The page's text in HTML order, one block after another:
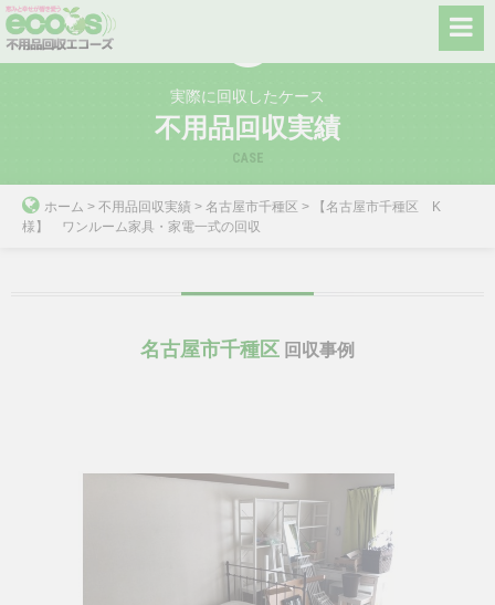
Skip
to
実際に回収したケース
不用品回収実績
CASE
ホーム > 不用品回収実績 > 名古屋市千種区 >
【名古屋市千種区 K
様】 ワンルーム家具・家電一式の回収
名古屋市千種区 回収事例